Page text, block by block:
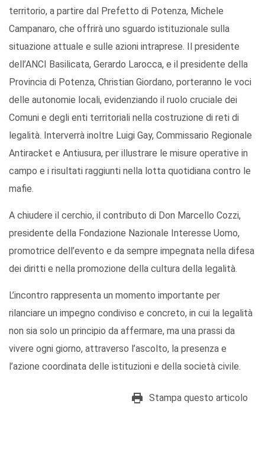
territorio, a partire dal Prefetto di Potenza, Michele
Campanaro, che offrirà uno sguardo istituzionale sulla
situazione attuale e sulle azioni intraprese. Il presidente
dell’ANCI Basilicata, Gerardo Larocca, e il presidente della
Provincia di Potenza, Christian Giordano, porteranno le voci
delle autonomie locali, evidenziando il ruolo cruciale dei
Comuni e degli enti territoriali nella costruzione di reti di
legalità. Interverrà inoltre Luigi Gay, Commissario Regionale
Antiracket e Antiusura, per illustrare le misure operative in
campo e i risultati raggiunti nella lotta quotidiana contro le
mafie.
A chiudere il cerchio, il contributo di Don Marcello Cozzi,
presidente della Fondazione Nazionale Interesse Uomo,
promotrice dell’evento e da sempre impegnata nella difesa
dei diritti e nella promozione della cultura della legalità.
L’incontro rappresenta un momento importante per
rilanciare un impegno condiviso e concreto, in cui la legalità
non sia solo un principio da affermare, ma una prassi da
vivere ogni giorno, attraverso l’ascolto, la presenza e
l’azione coordinata delle istituzioni e della società civile.
Stampa questo articolo